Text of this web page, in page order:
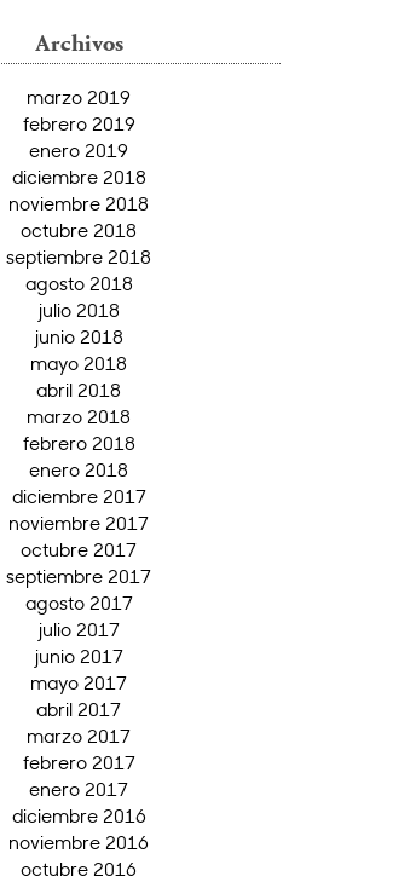
Archivos
marzo 2019
febrero 2019
enero 2019
diciembre 2018
noviembre 2018
octubre 2018
septiembre 2018
agosto 2018
julio 2018
junio 2018
mayo 2018
abril 2018
marzo 2018
febrero 2018
enero 2018
diciembre 2017
noviembre 2017
octubre 2017
septiembre 2017
agosto 2017
julio 2017
junio 2017
mayo 2017
abril 2017
marzo 2017
febrero 2017
enero 2017
diciembre 2016
noviembre 2016
octubre 2016